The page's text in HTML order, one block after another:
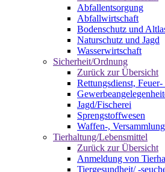
Abfallentsorgung
Abfallwirtschaft
Bodenschutz und
Naturschutz und Jagd
Wasserwirtschaft
Sicherheit/Ordnung
Zurück zur Übersicht
Rettungsdienst,
Jagd/Fischerei
Sprengstoffwesen
Waffen-,
Tierhaltung/Lebensmittel
Zurück zur Übersicht
Anmeldung von
Tiergesundheit/ -